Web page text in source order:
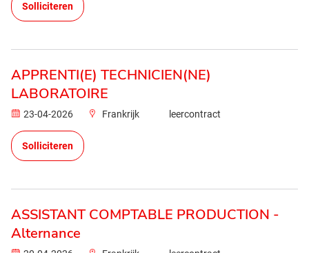
Solliciteren
APPRENTI(E) TECHNICIEN(NE)
LABORATOIRE
23-04-2026 Frankrijk leercontract
Solliciteren
ASSISTANT COMPTABLE PRODUCTION -
Alternance